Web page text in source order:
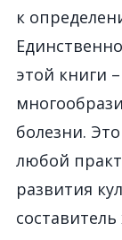
к
этой книги
болезни.
любой
развития